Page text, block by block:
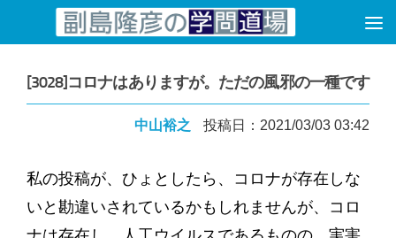
コンテンツへスキップ
[3028]コロナはありますが。ただの風邪の一種です
中山裕之 投稿日：2021/03/03 03:42
私の投稿が、ひょとしたら、コロナが存在しな
いと勘違いされているかもしれませんが、コロ